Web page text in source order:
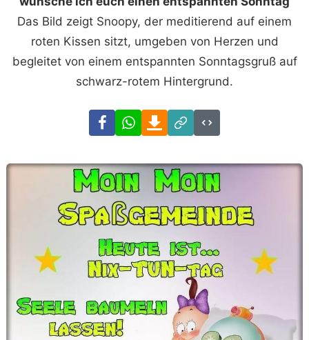
Das Bild zeigt Snoopy, der meditierend auf einem
roten Kissen sitzt, umgeben von Herzen und
begleitet von einem entspannten Sonntagsgruß auf
schwarz-rotem Hintergrund.
FacebookWhatsAppDownload
Link
Code